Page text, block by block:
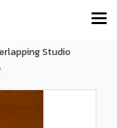
Studio